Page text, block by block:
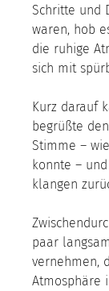
Schritte und
waren, hob
die ruhige
sich mit
Kurz darauf
begrüßte
Stimme –
konnte –
klangen
paar
vernehmen,
Atmosphäre